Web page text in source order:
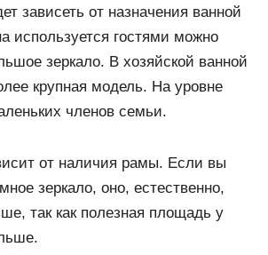
зависеть от назначения ванной
используется гостями можно
зеркало. В хозяйской ванной
крупная модель. На уровне
членов семьи.
от наличия рамы. Если вы
зеркало, оно, естественно,
так как полезная площадь у